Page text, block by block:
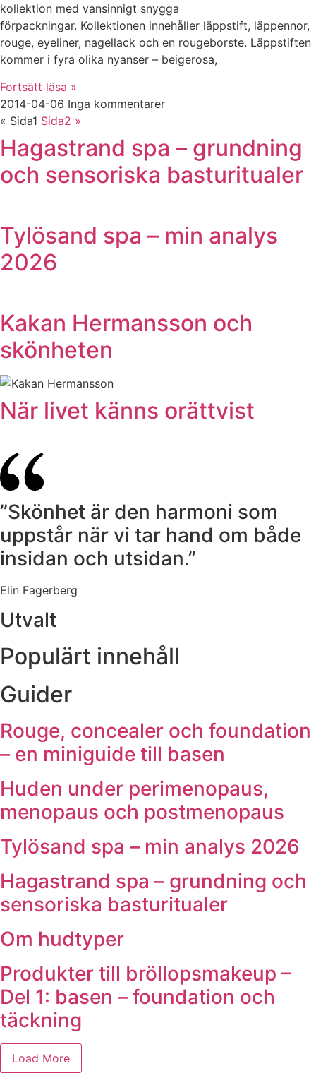
kollektion med vansinnigt snygga
förpackningar. Kollektionen innehåller läppstift, läppennor,
rouge, eyeliner, nagellack och en rougeborste. Läppstiften
kommer i fyra olika nyanser – beigerosa,
Fortsätt läsa »
2014-04-06 Inga kommentarer
« Sida1 Sida2 »
Hagastrand spa – grundning
och sensoriska basturitualer
Tylösand spa – min analys
2026
Kakan Hermansson och
skönheten
När livet känns orättvist
”Skönhet är den harmoni som
uppstår när vi tar hand om både
insidan och utsidan.”
Elin Fagerberg
Utvalt
Populärt innehåll
Guider
Rouge, concealer och foundation
– en miniguide till basen
Huden under perimenopaus,
menopaus och postmenopaus
Tylösand spa – min analys 2026
Hagastrand spa – grundning och
sensoriska basturitualer
Om hudtyper
Produkter till bröllopsmakeup –
Del 1: basen – foundation och
täckning
Load More